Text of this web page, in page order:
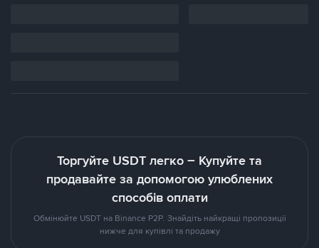
Торгуйте USDT легко – Купуйте та
продавайте за допомогою улюблених
способів оплати
Обмінюйте USDT на Binance P2P. Знайдіть найкращі пропозиції
нижче для купівлі та продажу